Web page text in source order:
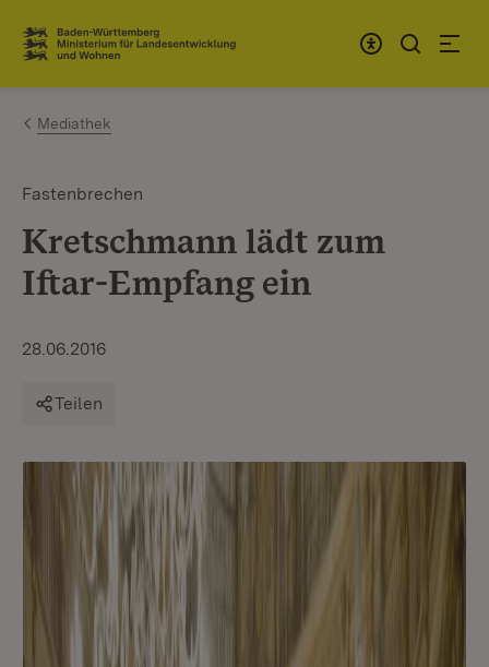
Zum Inhalt springen
Link zur Startseite
Mediathek
Fastenbrechen
Kretschmann lädt zum
Iftar-Empfang ein
28.06.2016
Teilen